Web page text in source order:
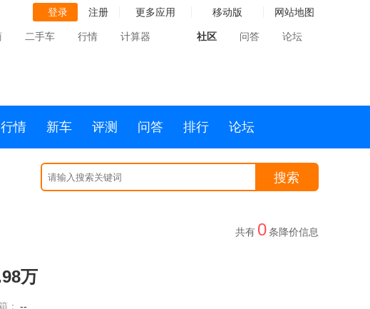
登录 注册 更多应用 移动版 网站地图
二手车 行情 计算器 社区 问答 论坛
行情 新车 评测 问答 排行 论坛
搜索
共有 0条降价信息
万
： --